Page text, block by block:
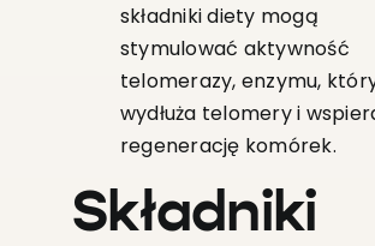
składniki diety mogą
stymulować aktywność
telomerazy, enzymu,
wydłuża telomery i
regenerację komórek.
Składniki